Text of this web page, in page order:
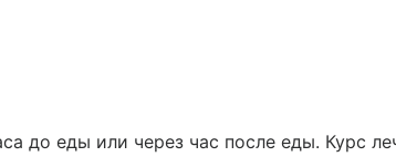
до еды или через час после еды. Курс